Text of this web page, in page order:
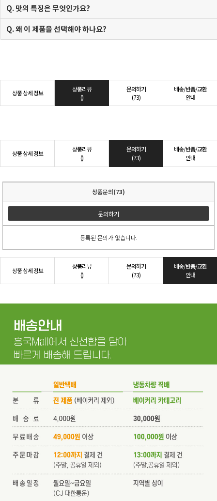
Q. 맛의 특징은 무엇인가요?
Q. 왜 이 제품을 선택해야 하나요?
상품 상세 정보
상품리뷰
()
문의하기
(73)
배송/반품/교환
안내
상품 상세 정보
상품리뷰
()
문의하기
(73)
배송/반품/교환
안내
상품문의(73)
문의하기
등록된 문의가 없습니다.
상품 상세 정보
상품리뷰
()
문의하기
(73)
배송/반품/교환
안내